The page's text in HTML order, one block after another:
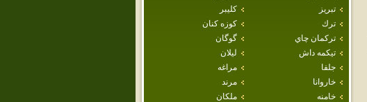
تبريز
كليبر
ترك
كوزه كنان
تركمان چاي
گوگان
تيكمه داش
ليلان
جلفا
مراغه
خاروانا
مرند
خامنه
ملكان